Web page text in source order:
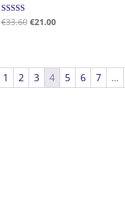
Ocjenjeno
€33.60 €21.00
1 2 3 4 5 6 7 …